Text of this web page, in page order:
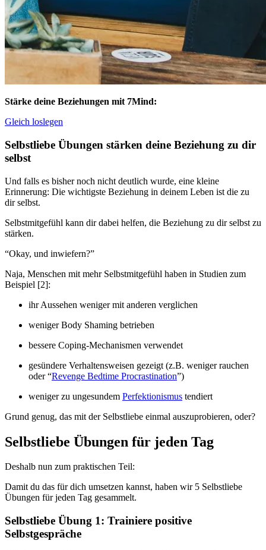
Stärke deine Beziehungen mit 7Mind:
Gleich loslegen
Selbstliebe Übungen stärken deine Beziehung zu dir
selbst
Und falls es bisher noch nicht deutlich wurde, eine kleine
Erinnerung: Die wichtigste Beziehung in deinem Leben ist die zu
dir selbst.
Selbstmitgefühl kann dir dabei helfen, die Beziehung zu dir selbst zu
stärken.
“Okay, und inwiefern?”
Naja, Menschen mit mehr Selbstmitgefühl haben in Studien zum
Beispiel [2]:
ihr Aussehen weniger mit anderen verglichen
weniger Body Shaming betrieben
bessere Coping-Mechanismen verwendet
gesündere Verhaltensweisen gezeigt (z.B. weniger rauchen
oder “Revenge Bedtime Procrastination”)
weniger zu ungesundem Perfektionismus tendiert
Grund genug, das mit der Selbstliebe einmal auszuprobieren, oder?
Selbstliebe Übungen für jeden Tag
Deshalb nun zum praktischen Teil:
Damit du das für dich umsetzen kannst, haben wir 5 Selbstliebe
Übungen für jeden Tag gesammelt.
Selbstliebe Übung 1: Trainiere positive
Selbstgespräche